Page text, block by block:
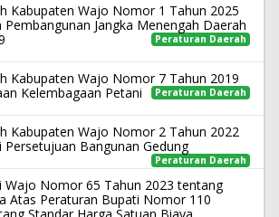
Kabupaten Wajo Nomor 1 Tahun 2025
Jangka Menengah Daerah
Peraturan Daerah
Kabupaten Wajo Nomor 7 Tahun 2019
Kelembagaan Petani
Peraturan Daerah
Kabupaten Wajo Nomor 2 Tahun 2022
Bangunan Gedung
Peraturan Daerah
Wajo Nomor 65 Tahun 2023 tentang
Atas Peraturan Bupati Nomor 110